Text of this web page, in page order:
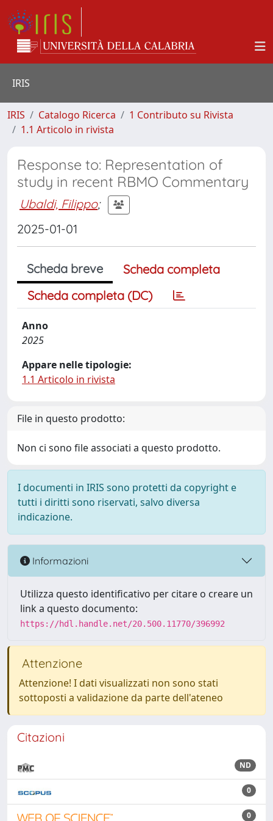
IRIS
IRIS Catalogo Ricerca
1 Contributo su Rivista
1.1 Articolo in rivista
Response to: Representation of
study in recent RBMO Commentary
Ubaldi, Filippo;
2025-01-01
Scheda breve
Scheda completa
Scheda completa (DC)
Anno
2025
Appare nelle tipologie:
1.1 Articolo in rivista
File in questo prodotto:
Non ci sono file associati a questo prodotto.
I documenti in IRIS sono protetti da copyright e
tutti i diritti sono riservati, salvo diversa
indicazione.
Informazioni
Utilizza questo identificativo per citare o creare un
link a questo documento:
https://hdl.handle.net/20.500.11770/396992
Attenzione
Attenzione! I dati visualizzati non sono stati
sottoposti a validazione da parte dell'ateneo
Citazioni
ND
0
0